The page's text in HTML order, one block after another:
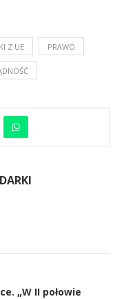
Z UE PRAWO
„W II połowie